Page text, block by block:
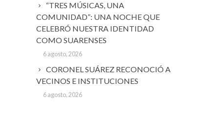
“TRES MÚSICAS, UNA
COMUNIDAD”: UNA NOCHE QUE
CELEBRÓ NUESTRA IDENTIDAD
COMO SUARENSES
6 agosto, 2026
CORONEL SUÁREZ RECONOCIÓ A
VECINOS E INSTITUCIONES
6 agosto, 2026